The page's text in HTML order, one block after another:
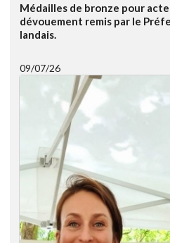
Médailles de bronze pour
dévouement remis par le
landais.
09/07/26